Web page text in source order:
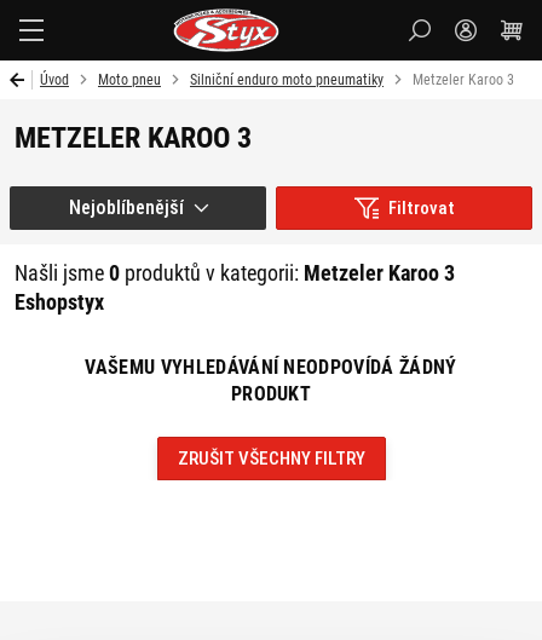
Úvod Moto pneu Silniční enduro moto pneumatiky Metzeler Karoo 3
METZELER KAROO 3
Filtrovat
Našli jsme0 produktů v kategorii: Metzeler Karoo 3
Eshopstyx
Nejoblíbenější
VAŠEMU VYHLEDÁVÁNÍ NEODPOVÍDÁ ŽÁDNÝ
PRODUKT
ZRUŠIT VŠECHNY FILTRY